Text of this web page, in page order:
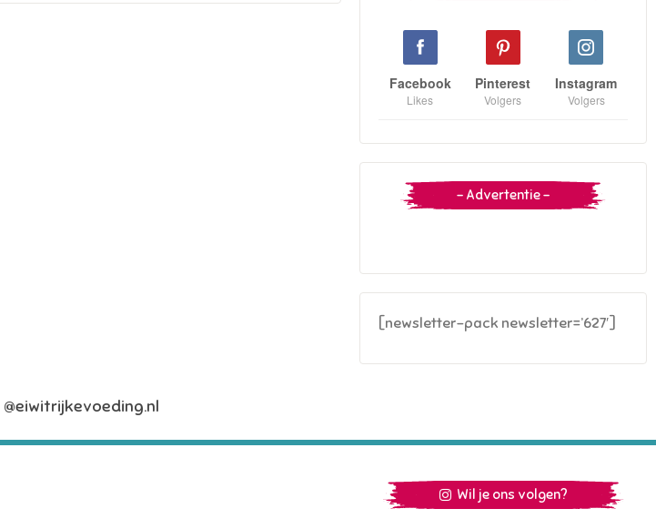
Facebook
Likes
Pinterest
Volgers
Instagram
Volgers
– Advertentie –
[newsletter-pack newsletter=’627′]
@eiwitrijkevoeding.nl
Wil je ons volgen?